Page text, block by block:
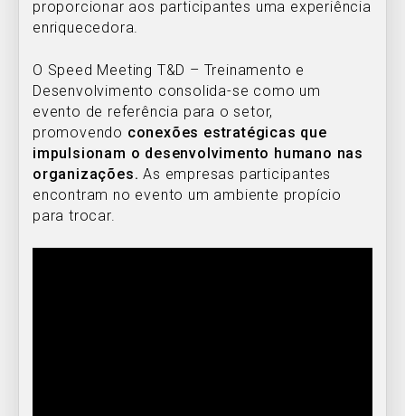
proporcionar aos participantes uma experiência
enriquecedora.
O Speed Meeting T&D – Treinamento e
Desenvolvimento consolida-se como um
evento de referência para o setor,
promovendo conexões estratégicas que
impulsionam o desenvolvimento humano nas
organizações.As empresas participantes
encontram no evento um ambiente propício
para trocar.